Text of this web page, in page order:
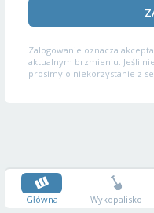
Zalogowanie oznacza
aktualnym brzmieniu. Jeśli
prosimy o niekorzystanie z
Główna Wykopalisko